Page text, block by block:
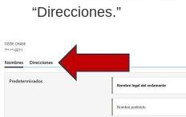
“Direcciones.”